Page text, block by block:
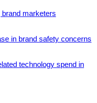
marketers
in brand safety concerns
technology spend in